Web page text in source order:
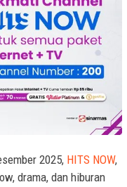
2025, HITS NOW,
drama, dan hiburan